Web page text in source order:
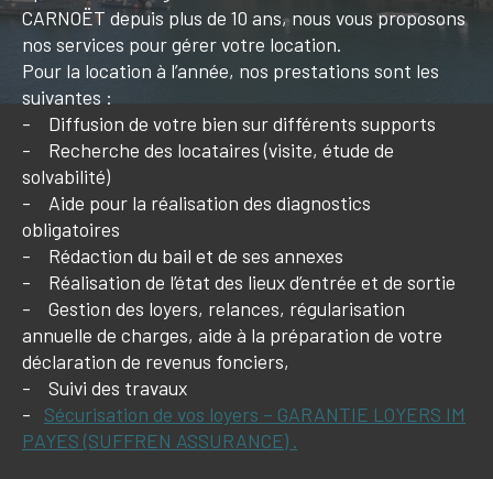
CARNOËT depuis plus de 10 ans, nous vous proposons
nos services pour gérer votre location.
Pour la location à l’année, nos prestations sont les
suivantes :
- Diffusion de votre bien sur différents supports
- Recherche des locataires (visite, étude de
solvabilité)
- Aide pour la réalisation des diagnostics
obligatoires
- Rédaction du bail et de ses annexes
- Réalisation de l’état des lieux d’entrée et de sortie
- Gestion des loyers, relances, régularisation
annuelle de charges, aide à la préparation de votre
déclaration de revenus fonciers,
- Suivi des travaux
- Sécurisation de vos loyers – GARANTIE LOYERS IM
PAYES (SUFFREN ASSURANCE) .
Budget
Surface
Surface
Pièces
Pièces
Référence
CRITÈRES SUPPLÉMENTAIRES
PISCINE